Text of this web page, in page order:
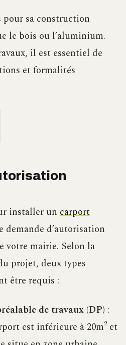
sa construction
le bois ou l’aluminium.
il est essentiel de
et formalités
installer un carport
demande d’autorisation
votre mairie. Selon la
projet, deux types
être requis :
de travaux (DP) :
est inférieure à 20m² et